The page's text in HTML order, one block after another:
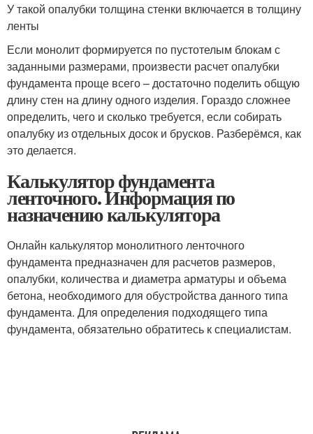
У такой опалубки толщина стенки включается в толщину
ленты
Если монолит формируется по пустотелым блокам с
заданными размерами, произвести расчет опалубки
фундамента проще всего – достаточно поделить общую
длину стен на длину одного изделия. Гораздо сложнее
определить, чего и сколько требуется, если собирать
опалубку из отдельных досок и брусков. Разберёмся, как
это делается.
Калькулятор фундамента
ленточного. Информация по
назначению калькулятора
Онлайн калькулятор монолитного ленточного
фундамента предназначен для расчетов размеров,
опалубки, количества и диаметра арматуры и объема
бетона, необходимого для обустройства данного типа
фундамента. Для определения подходящего типа
фундамента, обязательно обратитесь к специалистам.